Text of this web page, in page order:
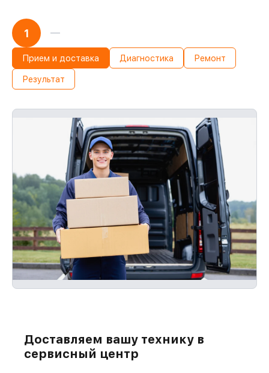
1
Прием и доставка Диагностика Ремонт
Результат
Доставляем вашу технику в
сервисный центр